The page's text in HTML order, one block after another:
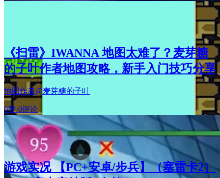
《扫雷》IWANNA 地图太难了？麦芽糖
的子叶作者地图攻略，新手入门技巧分享
地图作者@麦芽糖的子叶
0赞·0评论
游戏实况 【PC+安卓/步兵】（塞雷卡2）